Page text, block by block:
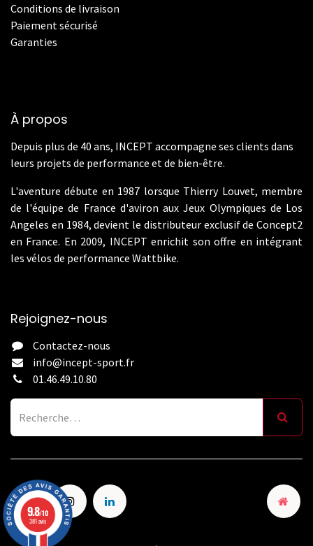
Conditions de livraison
Paiement sécurisé
Garanties
À propos
Depuis plus de 40 ans, INCEPT accompagne ses clients dans
leurs projets de performance et de bien-être.
L'aventure débute en 1987 lorsque Thierry Louvet, membre
de l'équipe de France d'aviron aux Jeux Olympiques de Los
Angeles en 1984, devient le distributeur exclusif de Concept2
en France. En 2009, INCEPT enrichit son offre en intégrant
les vélos de performance Wattbike.
Rejoignez-nous
Contactez-nous
info@incept-sport.fr
01.46.49.10.80
9.8/10
381 avis